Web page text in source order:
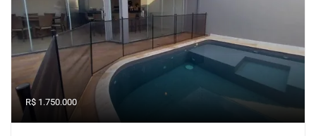
R$ 1.750.000